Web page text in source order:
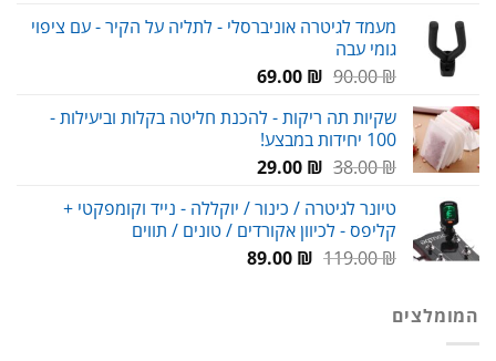
היה:
הוא:
מעמד לגיטרה אוניברסלי - לתליה על הקיר - עם ציפוי
גומי עבה
90.00₪
המחיר
היה:
90.00 ₪.
69.00 ₪
המחיר
הוא:
שקיות תה ריקות - להכנת חליטה בקלות וביעילות -
100 יחידות במבצע!
38.00₪
המחיר
היה:
38.00 ₪.
29.00 ₪
המחיר
הוא:
29.00 ₪.
טיונר לגיטרה / כינור / יוקללה - נייד וקומפקטי +
קליפס - לכיוון אקורדים / טונים / תווים
119.00₪
המחיר89.00 ₪
המחיר
המומלצים